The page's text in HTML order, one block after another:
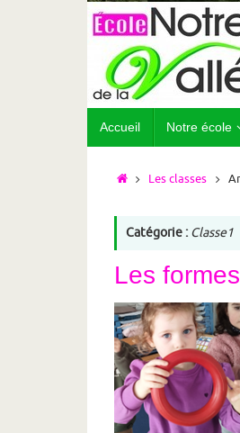
Accueil Notre école
AccueilLes classes
Catégorie : Classe1
Les